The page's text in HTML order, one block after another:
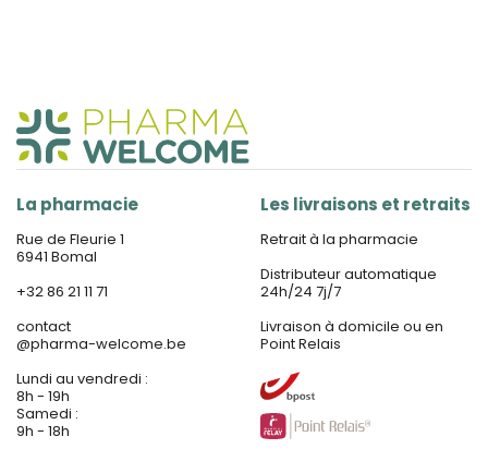
La pharmacie
Rue de Fleurie 1
6941 Bomal
+32 86 21 11 71
contact
@pharma-welcome.be
Lundi au vendredi :
8h - 19h
Samedi :
9h - 18h
Les livraisons et retraits
Retrait à la pharmacie
Distributeur automatique
24h/24 7j/7
Livraison à domicile ou en
Point Relais